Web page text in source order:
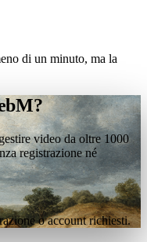
di un minuto, ma la
video da oltre 1000
registrazione né
o account richiesti.